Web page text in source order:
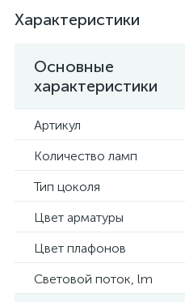
Характеристики
Основные
характеристики
Артикул
Количество ламп
Тип цоколя
Цвет арматуры
Цвет плафонов
Световой поток, lm